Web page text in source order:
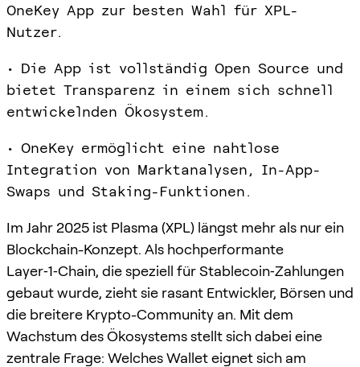
OneKey App zur besten Wahl für XPL-
Nutzer.
• Die App ist vollständig Open Source und
bietet Transparenz in einem sich schnell
entwickelnden Ökosystem.
• OneKey ermöglicht eine nahtlose
Integration von Marktanalysen, In-App-
Swaps und Staking-Funktionen.
Im Jahr 2025 ist Plasma (XPL) längst mehr als nur ein
Blockchain-Konzept. Als hochperformante
Layer‑1‑Chain, die speziell für Stablecoin‑Zahlungen
gebaut wurde, zieht sie rasant Entwickler, Börsen und
die breitere Krypto-Community an. Mit dem
Wachstum des Ökosystems stellt sich dabei eine
zentrale Frage: Welches Wallet eignet sich am